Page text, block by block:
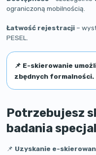
ograniczoną mobilnością.
Łatwość rejestracji –
PESEL.
📌 E-skierowanie
zbędnych formalności.
Potrzebujesz
badania
📌 Uzyskanie e-